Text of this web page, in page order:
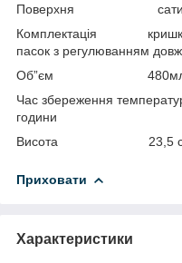
Поверхня
Комплектація кришка з
пасок з регулюванням
Об”єм
Час збереження
години
Висота 23,5
Приховати
Характеристики